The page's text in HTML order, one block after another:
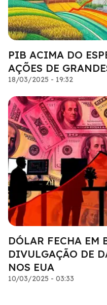
PIB ACIMA DO
AÇÕES DE
18/03/2025 - 19:32
DÓLAR FECHA EM
DIVULGAÇÃO DE
NOS EUA
10/03/2025 - 03:33